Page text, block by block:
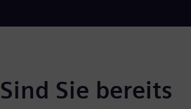
Sind Sie bereits